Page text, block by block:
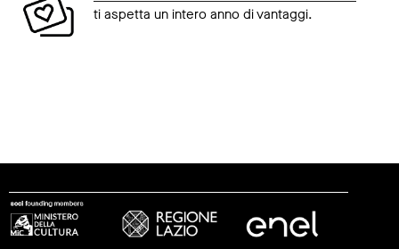
ti aspetta un intero anno di vantaggi.